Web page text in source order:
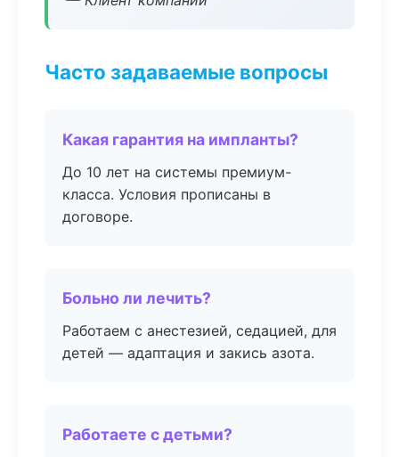
Часто задаваемые вопросы
Какая гарантия на импланты?
До 10 лет на системы премиум-
класса. Условия прописаны в
договоре.
Больно ли лечить?
Работаем с анестезией, седацией, для
детей — адаптация и закись азота.
Работаете с детьми?